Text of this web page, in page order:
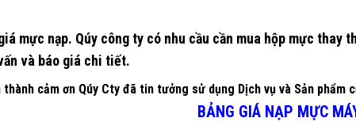
mực nạp. Qúy công ty có nhu cầu cần mua hộp mực
và báo giá chi tiết.
thành cảm ơn Qúy Cty đã tin tưởng sử dụng Dịch vụ và Sản phẩm
BẢNG GIÁ NẠP MỰC